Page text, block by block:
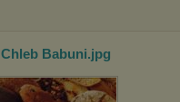
Chleb Babuni.jpg